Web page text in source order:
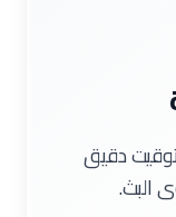
دقيق
البث.